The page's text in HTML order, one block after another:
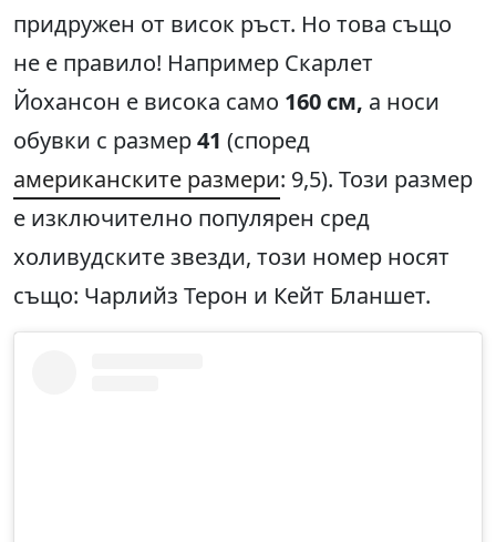
придружен от висок ръст. Но това също
не е правило! Например Скарлет
Йохансон е висока само 160 см, а носи
обувки с размер41 (според
американските размери: 9,5). Този размер
е изключително популярен сред
холивудските звезди, този номер носят
също: Чарлийз Терон и Кейт Бланшет.